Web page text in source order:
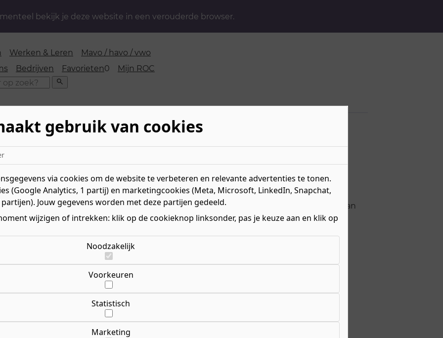
bekijk je deze website in een verouderde browser.
Werken & Leren
Mavo / havo / vwo
Bedrijven Favorieten0 favorieten
Mijn ROC
Zoeken
»Rechten en plichten voor medewerkers en partners
voor medewerkers en partners
een aantal codes en kennen we een aantal reglementen die ook voor onze partners van
gebruik van cookies
via cookies om de website te verbeteren en relevante advertenties te tonen.
(Google Analytics, 1 partij) en marketingcookies (Meta, Microsoft, LinkedIn, Snapchat,
Jouw gegevens worden met deze partijen gedeeld.
wijzigen of intrekken: klik op de cookieknop linksonder, pas je keuze aan en klik op
Noodzakelijk
Voorkeuren
Statistisch
Marketing